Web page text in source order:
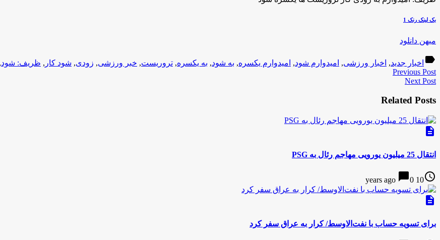
بک لینک رنک 1
میهن دانلود
label اخبار جدید, اخبار ورزشی, امیدوارم شود, امیدوارم یکسره, به شود, به یکسره, تروریست, خبر ورزشی, زودی, شود کار , ظریف: شود,
Previous Post
Next Post
Related Posts
description
انتقال 25 میلیون یورویی مهاجم رئال به PSG
access_time
10 years ago
chat_bubble0
description
برای تسویه حساب با نفت‌الاوسط/ کرار به عراق سفر کرد